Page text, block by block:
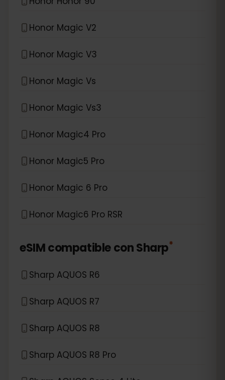
Honor Magic V2
Honor Magic V3
Honor Magic Vs
Honor Magic Vs3
Honor Magic4 Pro
Honor Magic5 Pro
Honor Magic 6 Pro
Honor Magic6 Pro RSR
eSIM compatible conSharp*
Sharp AQUOS R6
Sharp AQUOS R7
Sharp AQUOS R8
Sharp AQUOS R8 Pro